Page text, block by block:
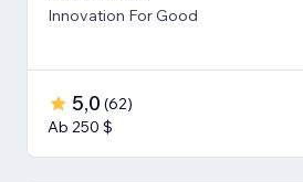
Innovation For Good
5,0 (62)
Ab 250 $